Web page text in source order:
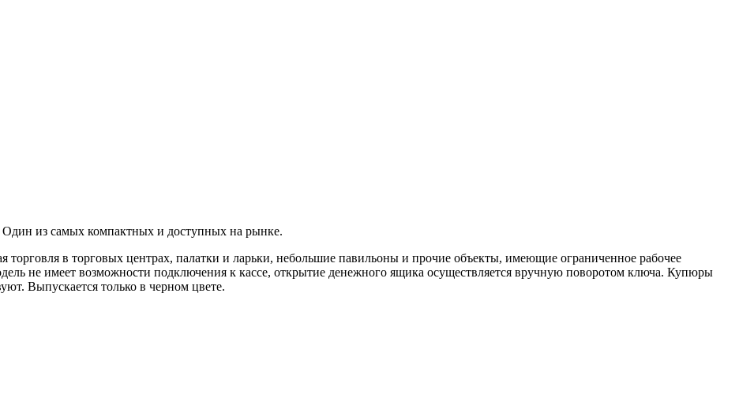
из самых компактных и доступных на рынке.
торговля в торговых центрах, палатки и ларьки, небольшие павильоны и прочие объекты, имеющие ограниченное рабочее
не имеет возможности подключения к кассе, открытие денежного ящика осуществляется вручную поворотом ключа. Купюры
Выпускается только в черном цвете.